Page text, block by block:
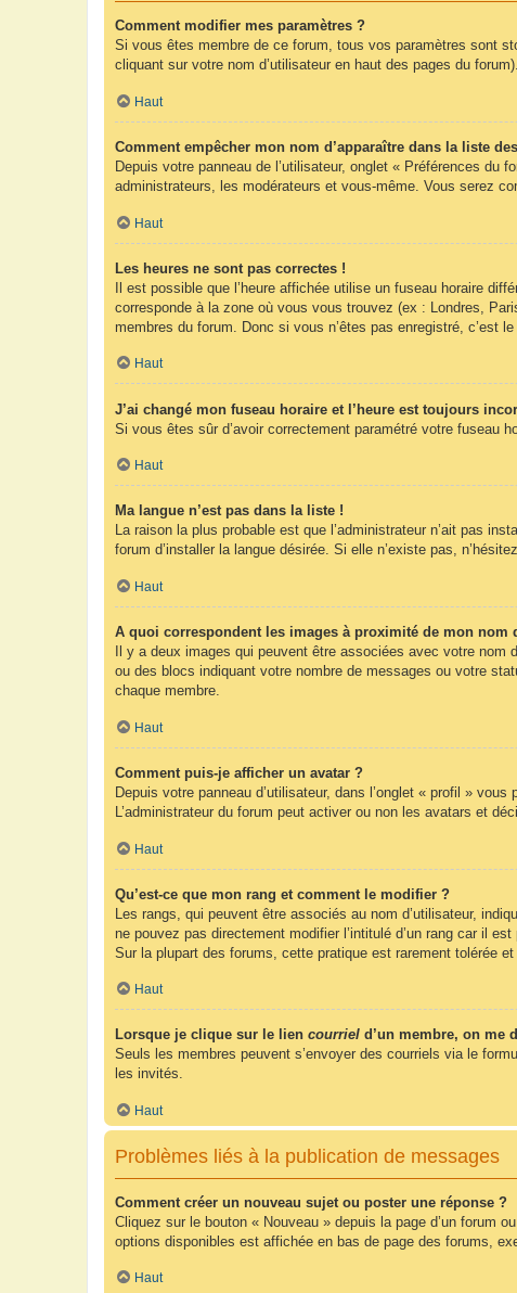
Comment modifier mes paramètres ?
Si vous êtes membre de ce forum, tous vos paramètres sont
cliquant sur votre nom d’utilisateur en haut des pages du
Haut
Comment empêcher mon nom d’apparaître dans la liste
Depuis votre panneau de l’utilisateur, onglet « Préférences du
administrateurs, les modérateurs et vous-même. Vous serez
Haut
Les heures ne sont pas correctes !
Il est possible que l’heure affichée utilise un fuseau horaire
corresponde à la zone où vous vous trouvez (ex : Londres,
membres du forum. Donc si vous n’êtes pas enregistré, c’est
Haut
J’ai changé mon fuseau horaire et l’heure est toujours
Si vous êtes sûr d’avoir correctement paramétré votre fuseau
Haut
Ma langue n’est pas dans la liste !
La raison la plus probable est que l’administrateur n’ait pas
forum d’installer la langue désirée. Si elle n’existe pas,
Haut
A quoi correspondent les images à proximité de mon nom
Il y a deux images qui peuvent être associées avec votre nom
ou des blocs indiquant votre nombre de messages ou votre
chaque membre.
Haut
Comment puis-je afficher un avatar ?
Depuis votre panneau d’utilisateur, dans l’onglet « profil »
L’administrateur du forum peut activer ou non les avatars et
Haut
Qu’est-ce que mon rang et comment le modifier ?
Les rangs, qui peuvent être associés au nom d’utilisateur,
ne pouvez pas directement modifier l’intitulé d’un rang car il
Sur la plupart des forums, cette pratique est rarement tolérée
Haut
Lorsque je clique sur le lien courriel d’un membre, on me
Seuls les membres peuvent s’envoyer des courriels via le
les invités.
Haut
Problèmes liés à la publication de messages
Comment créer un nouveau sujet ou poster une réponse ?
Cliquez sur le bouton « Nouveau » depuis la page d’un forum
options disponibles est affichée en bas de page des forums,
Haut